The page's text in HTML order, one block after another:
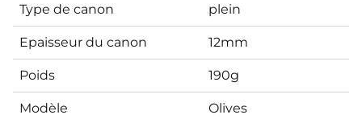
Type de canon plein
Epaisseur du canon 12mm
Poids 190g
Modèle Olives